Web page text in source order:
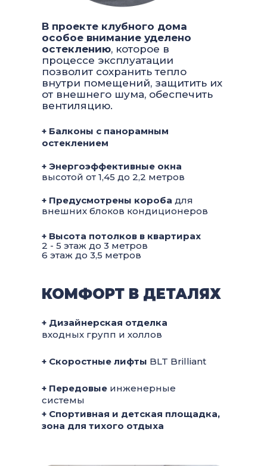
КОМФОРТ В ДЕТАЛЯХ
В проекте клубного дома
особое внимание уделено
остеклению, которое в
процессе эксплуатации
позволит сохранить тепло
внутри помещений, защитить их
от внешнего шума, обеспечить
вентиляцию.
+ Балконы с панорамным
остеклением
+ Энергоэффективные окна
высотой от 1,45 до 2,2 метров
+ Предусмотрены короба для
внешних блоков кондиционеров
+ Высота потолков в квартирах
2 - 5 этаж до 3 метров
6 этаж до 3,5 метров
+ Дизайнерская отделка
входных групп и холлов
+ Скоростные лифты BLT Brilliant
+ Передовые инженерные
системы
+ Спортивная и детская площадка,
зона для тихого отдыха